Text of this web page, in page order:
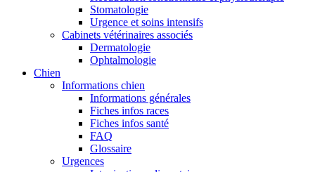
Stomatologie
Urgence et soins intensifs
Cabinets vétérinaires associés
Dermatologie
Ophtalmologie
Chien
Informations chien
Informations générales
Fiches infos races
Fiches infos santé
FAQ
Glossaire
Urgences